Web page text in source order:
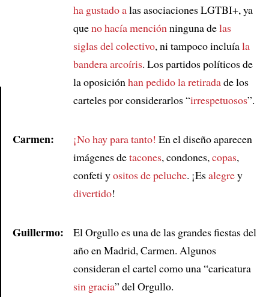
ha gustado alas asociaciones LGTBI+, ya
queno hacía mención ninguna delas
siglas del colectivo, ni tampoco incluíala
bandera arcoíris. Los partidos políticos de
la oposición han pedido la retiradade los
carteles por considerarlos “irrespetuosos”.
Carmen: ¡No hay para tanto! En el diseño aparecen
imágenes detacones, condones, copas,
confeti yositos de peluche. ¡Esalegrey
divertido!
Guillermo:
El Orgullo es una de las grandes fiestas del
año en Madrid, Carmen. Algunos
consideran el cartel como una “caricatura
sin gracia” del Orgullo.